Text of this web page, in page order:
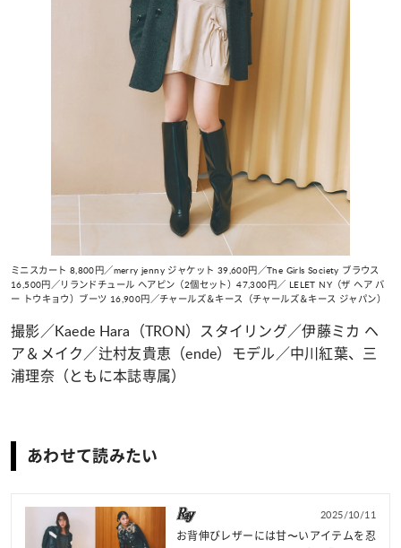
ミニスカート 8,800円／merry jenny ジャケット 39,600円／The Girls Society ブラウス
16,500円／リランドチュール ヘアピン（2個セット）47,300円／ LELET NY（ザ ヘア バ
ー トウキョウ）ブーツ 16,900円／チャールズ＆キース（チャールズ＆キース ジャパン）
撮影／Kaede Hara（TRON）スタイリング／伊藤ミカ ヘ
ア＆メイク／辻村友貴恵（ende）モデル／中川紅葉、三
浦理奈（ともに本誌専属）
あわせて読みたい
2025/10/11
お背伸びレザーには甘〜いアイテムを忍